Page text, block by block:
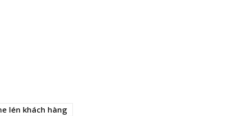
lén khách hàng